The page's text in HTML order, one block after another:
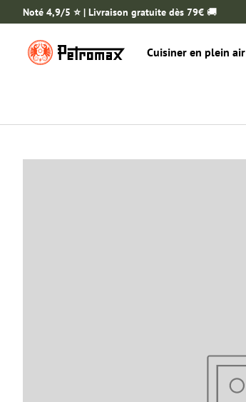
ALLER AU CONTENU
Noté 4,9/5 ⭐️ | Livraison gratuite dès 79€ 🚚
Cuisiner en plein air